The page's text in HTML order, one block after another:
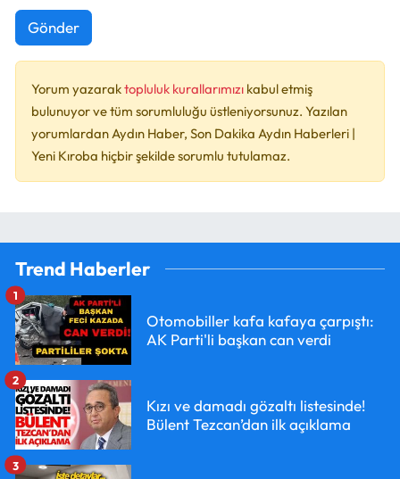
Gönder
Yorum yazaraktopluluk kurallarımızı kabul etmiş
bulunuyor ve tüm sorumluluğu üstleniyorsunuz. Yazılan
yorumlardan Aydın Haber, Son Dakika Aydın Haberleri |
Yeni Kıroba hiçbir şekilde sorumlu tutulamaz.
Trend Haberler
Otomobiller kafa kafaya çarpıştı:
AK Parti'li başkan can verdi
1
Kızı ve damadı gözaltı listesinde!
Bülent Tezcan’dan ilk açıklama
2
3